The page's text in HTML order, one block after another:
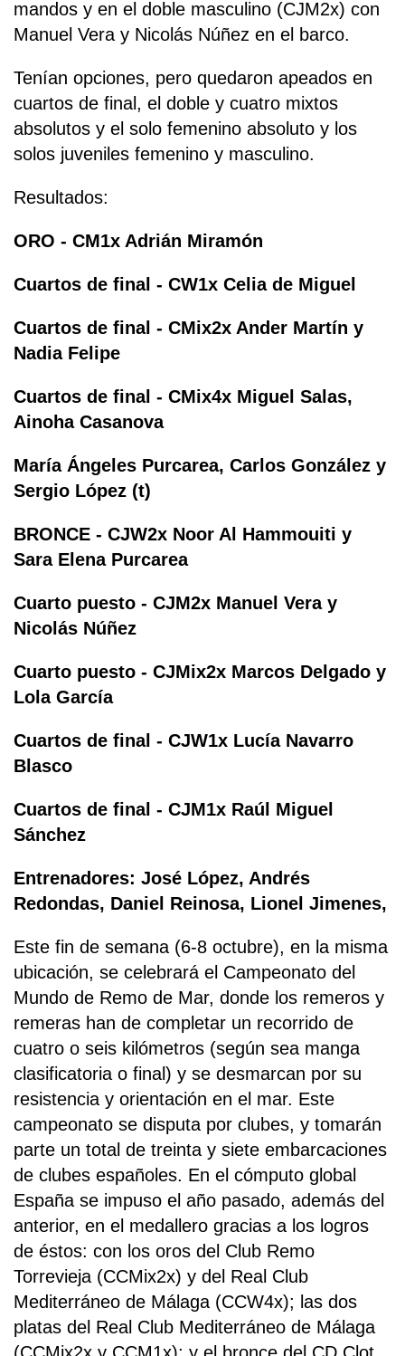
mandos y en el doble masculino (CJM2x) con
Manuel Vera y Nicolás Núñez en el barco.
Tenían opciones, pero quedaron apeados en
cuartos de final, el doble y cuatro mixtos
absolutos y el solo femenino absoluto y los
solos juveniles femenino y masculino.
Resultados:
ORO - CM1x Adrián Miramón
Cuartos de final - CW1x Celia de Miguel
Cuartos de final - CMix2x Ander Martín y
Nadia Felipe
Cuartos de final - CMix4x Miguel Salas,
Ainoha Casanova
María Ángeles Purcarea, Carlos González y
Sergio López (t)
BRONCE - CJW2x Noor Al Hammouiti y
Sara Elena Purcarea
Cuarto puesto - CJM2x Manuel Vera y
Nicolás Núñez
Cuarto puesto - CJMix2x Marcos Delgado y
Lola García
Cuartos de final - CJW1x Lucía Navarro
Blasco
Cuartos de final - CJM1x Raúl Miguel
Sánchez
Entrenadores: José López, Andrés
Redondas, Daniel Reinosa, Lionel Jimenes,
Este fin de semana (6-8 octubre), en la misma
ubicación, se celebrará el Campeonato del
Mundo de Remo de Mar, donde los remeros y
remeras han de completar un recorrido de
cuatro o seis kilómetros (según sea manga
clasificatoria o final) y se desmarcan por su
resistencia y orientación en el mar. Este
campeonato se disputa por clubes, y tomarán
parte un total de treinta y siete embarcaciones
de clubes españoles. En el cómputo global
España se impuso el año pasado, además del
anterior, en el medallero gracias a los logros
de éstos: con los oros del Club Remo
Torrevieja (CCMix2x) y del Real Club
Mediterráneo de Málaga (CCW4x); las dos
platas del Real Club Mediterráneo de Málaga